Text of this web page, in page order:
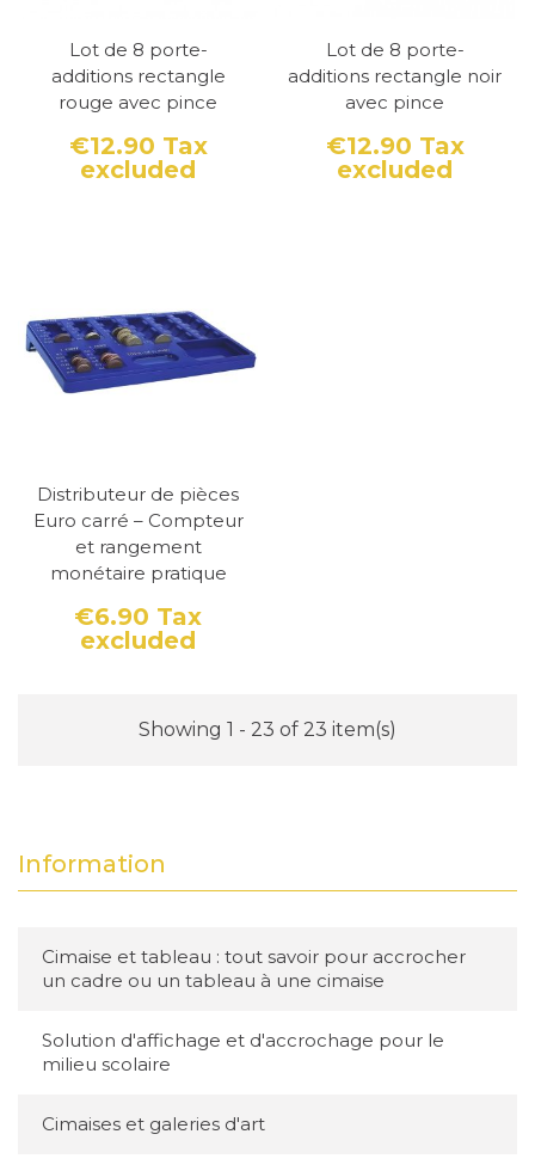
Information
Cimaise et tableau : tout savoir pour accrocher
un cadre ou un tableau à une cimaise
Solution d'affichage et d'accrochage pour le
milieu scolaire
Cimaises et galeries d'art
Lot de 8 porte-
additions rectangle
rouge avec pince
Price
€12.90 Tax
excluded
Lot de 8 porte-
additions rectangle noir
avec pince
Price
€12.90 Tax
excluded
Distributeur de pièces
Euro carré – Compteur
et rangement
monétaire pratique
Price
€6.90 Tax
excluded
Showing 1 - 23 of 23 item(s)